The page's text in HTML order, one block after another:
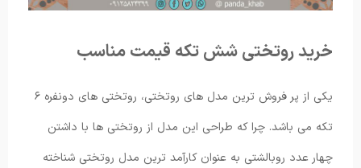
خرید روتختی شش تکه قیمت مناسب
یکی از پر فروش ترین مدل های روتختی، روتختی های دونفره ۶
تکه می باشد. چرا که طراحی این مدل از روتختی ها با داشتن
چهار عدد روبالشتی به عنوان کارآمد ترین مدل روتختی شناخته